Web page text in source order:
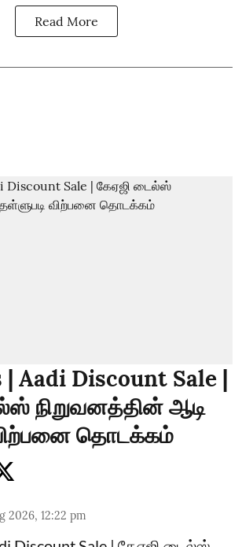
Read More
| Aadi Discount Sale |
நிறுவனத்தின் ஆடி
தொடக்கம்
2026, 12:22 pm